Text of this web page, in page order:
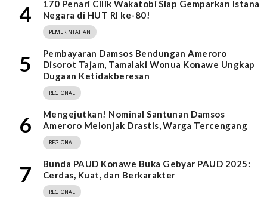
4
170 Penari Cilik Wakatobi Siap Gemparkan Istana
Negara di HUT RI ke-80!
PEMERINTAHAN
5
Pembayaran Damsos Bendungan Ameroro
Disorot Tajam, Tamalaki Wonua Konawe Ungkap
Dugaan Ketidakberesan
REGIONAL
6
Mengejutkan! Nominal Santunan Damsos
Ameroro Melonjak Drastis, Warga Tercengang
REGIONAL
7
Bunda PAUD Konawe Buka Gebyar PAUD 2025:
Cerdas, Kuat, dan Berkarakter
REGIONAL